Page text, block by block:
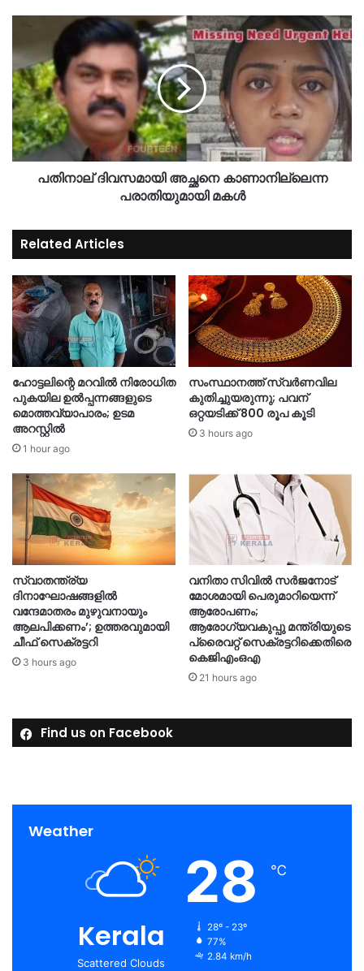
പതിനാല് ദിവസമായി അച്ഛനെ കാണാനില്ലെന്ന
പരാതിയുമായി മകള്‍
Related Articles
ഹോട്ടലിന്റെ മറവിൽ നിരോധിത
പുകയില ഉൽപ്പന്നങ്ങളുടെ
മൊത്തവ്യാപാരം; ഉടമ
അറസ്റ്റിൽ
1 hour ago
സംസ്ഥാനത്ത് സ്വർണവില
കുതിച്ചുയരുന്നു; പവന്
ഒറ്റയടിക്ക് 800 രൂപ കൂടി
3 hours ago
സ്വാതന്ത്ര്യ
ദിനാഘോഷങ്ങളിൽ
വന്ദേമാതരം മുഴുവനായും
ആലപിക്കണം’; ഉത്തരവുമായി
ചീഫ് സെക്രട്ടറി
3 hours ago
വനിതാ സിവിൽ സർജനോട്
മോശമായി പെരുമാറിയെന്ന്
ആരോപണം;
ആരോഗ്യവകുപ്പു മന്ത്രിയുടെ
പ്രൈവറ്റ് സെക്രട്ടറിക്കെതിരെ
കെജിഎംഒഎ
21 hours ago
Find us on Facebook
Weather
Kerala
Scattered Clouds
28 ℃
28º - 23º
77%
2.84 km/h